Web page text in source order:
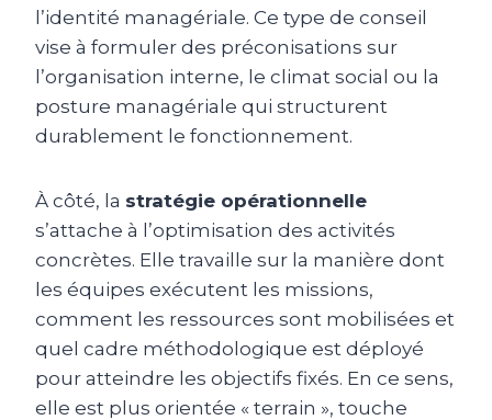
l’identité managériale. Ce type de conseil
vise à formuler des préconisations sur
l’organisation interne, le climat social ou la
posture managériale qui structurent
durablement le fonctionnement.
À côté, la stratégie opérationnelle
s’attache à l’optimisation des activités
concrètes. Elle travaille sur la manière dont
les équipes exécutent les missions,
comment les ressources sont mobilisées et
quel cadre méthodologique est déployé
pour atteindre les objectifs fixés. En ce sens,
elle est plus orientée « terrain », touche